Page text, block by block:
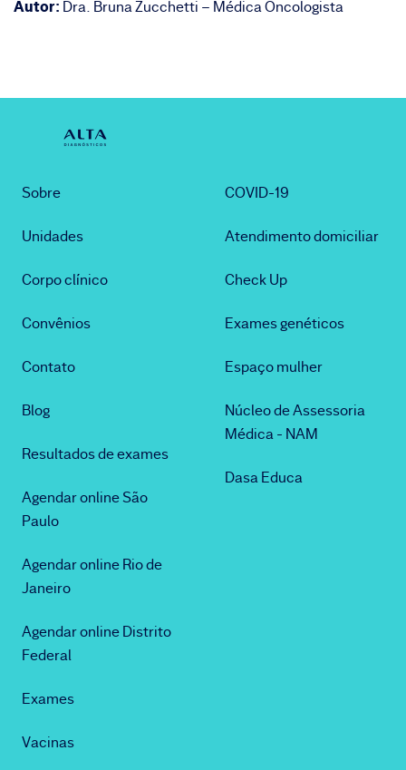
Autor: Dra. Bruna Zucchetti – Médica Oncologista
Sobre
Unidades
Corpo clínico
Convênios
Contato
Blog
Resultados de exames
Agendar online São
Paulo
Agendar online Rio de
Janeiro
Agendar online Distrito
Federal
Exames
Vacinas
COVID-19
Atendimento domiciliar
Check Up
Exames genéticos
Espaço mulher
Núcleo de Assessoria
Médica - NAM
Dasa Educa